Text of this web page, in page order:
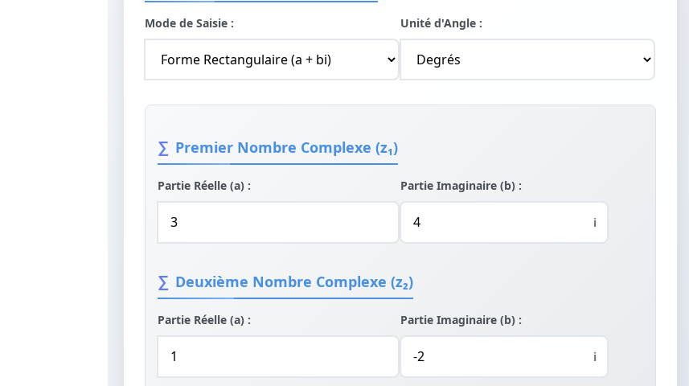
Mode de Saisie : Unité d'Angle :
Premier Nombre Complexe (z₁)
Partie Réelle (a) : Partie Imaginaire (b) :
i
Deuxième Nombre Complexe (z₂)
Partie Réelle (a) : Partie Imaginaire (b) :
i